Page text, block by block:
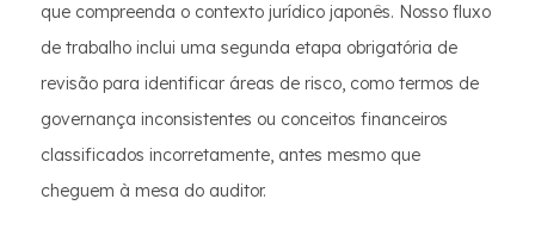
que compreenda o contexto jurídico japonês. Nosso fluxo
de trabalho inclui uma segunda etapa obrigatória de
revisão para identificar áreas de risco, como termos de
governança inconsistentes ou conceitos financeiros
classificados incorretamente, antes mesmo que
cheguem à mesa do auditor.